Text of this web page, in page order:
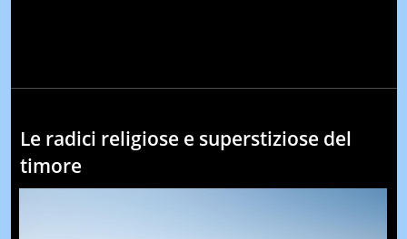
Le radici religiose e superstiziose del
timore